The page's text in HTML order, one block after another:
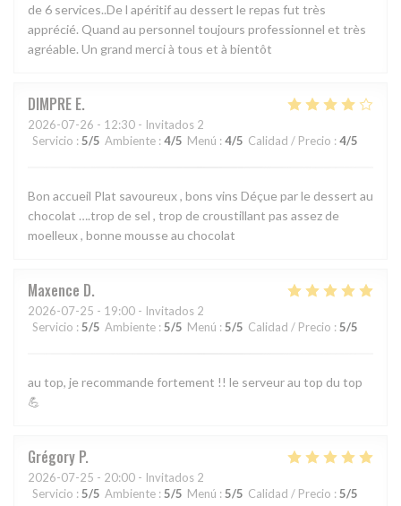
de 6 services..De l apéritif au dessert le repas fut très
apprécié. Quand au personnel toujours professionnel et très
agréable. Un grand merci à tous et à bientôt
DIMPRE E
2026-07-26 - 12:30 - Invitados 2
Servicio : 5/5 Ambiente : 4/5 Menú : 4/5 Calidad / Precio : 4/5
Bon accueil Plat savoureux , bons vins Déçue par le dessert au
chocolat ….trop de sel , trop de croustillant pas assez de
moelleux , bonne mousse au chocolat
Maxence D
2026-07-25 - 19:00 - Invitados 2
Servicio : 5/5 Ambiente : 5/5 Menú : 5/5 Calidad / Precio : 5/5
au top, je recommande fortement !! le serveur au top du top
💪
Grégory P
2026-07-25 - 20:00 - Invitados 2
Servicio : 5/5 Ambiente : 5/5 Menú : 5/5 Calidad / Precio : 5/5